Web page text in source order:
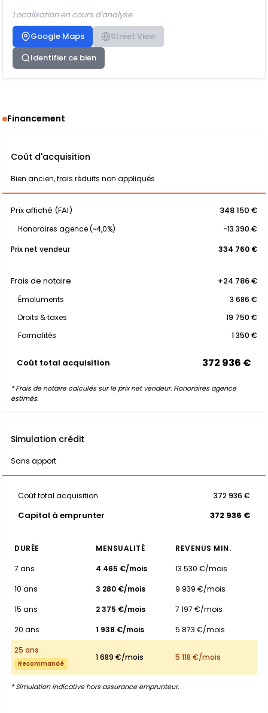
Localisation en cours d'analyse
Google Maps
Street View
Identifier ce bien
Financement
Coût d'acquisition
Bien ancien, frais réduits non appliqués
Prix affiché (FAI) 348 150 €
Honoraires agence (~4,0%)
-13 390 €
Prix net vendeur
334 760 €
Frais de notaire +24 786 €
Émoluments
3 686 €
Droits & taxes
19 750 €
Formalités
1 350 €
Coût total acquisition 372 936 €
* Frais de notaire calculés sur le prix net vendeur. Honoraires agence
estimés.
Simulation crédit
Sans apport
Coût total acquisition 372 936 €
Capital à emprunter 372 936 €
DURÉE MENSUALITÉ
REVENUS MIN.
7 ans
4 465 €/mois
13 530 €/mois
10 ans
3 280 €/mois
9 939 €/mois
15 ans
2 375 €/mois
7 197 €/mois
20 ans
1 938 €/mois
5 873 €/mois
25 ans
Recommandé
1 689 €/mois 5 118 €/mois
* Simulation indicative hors assurance emprunteur.